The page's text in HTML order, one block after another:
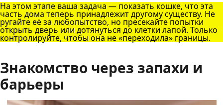
На этом этапе ваша задача — показать кошке, что эта
часть дома теперь принадлежит другому существу. Не
ругайте её за любопытство, но пресекайте попытки
открыть дверь или дотянуться до клетки лапой. Только
контролируйте, чтобы она не «переходила» границы.
Знакомство через запахи и
барьеры